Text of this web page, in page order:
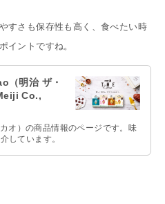
すさも保存性も高く、食べたい時
イントですね。
（明治 ザ・
Co.,
オ）の商品情報のページです。味
しています。